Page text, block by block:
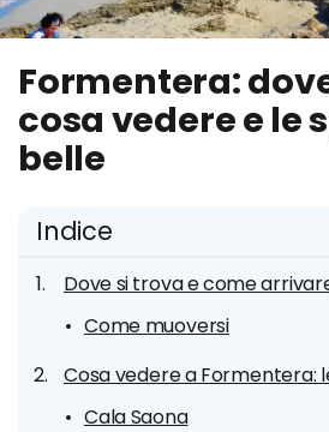
Formentera:
cosa vedere e le
belle
Indice
Dove si trova e come
Come muoversi
Cosa vedere a Formentera:
Cala Saona